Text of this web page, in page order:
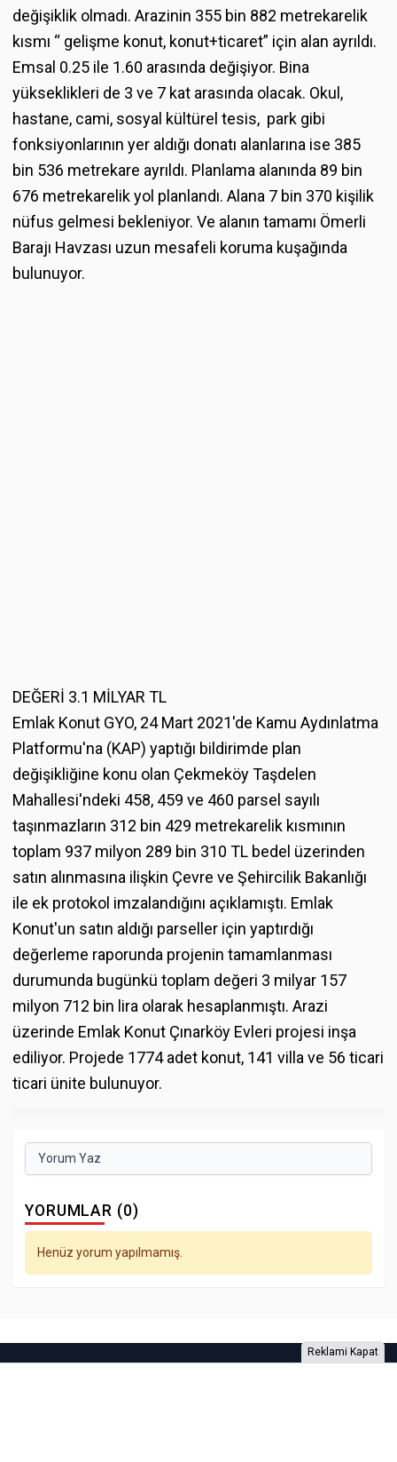
değişiklik olmadı. Arazinin 355 bin 882 metrekarelik
kısmı “ gelişme konut, konut+ticaret” için alan ayrıldı.
Emsal 0.25 ile 1.60 arasında değişiyor. Bina
yükseklikleri de 3 ve 7 kat arasında olacak. Okul,
hastane, cami, sosyal kültürel tesis, park gibi
fonksiyonlarının yer aldığı donatı alanlarına ise 385
bin 536 metrekare ayrıldı. Planlama alanında 89 bin
676 metrekarelik yol planlandı. Alana 7 bin 370 kişilik
nüfus gelmesi bekleniyor. Ve alanın tamamı Ömerli
Barajı Havzası uzun mesafeli koruma kuşağında
bulunuyor.
DEĞERİ 3.1 MİLYAR TL
Emlak Konut GYO, 24 Mart 2021'de Kamu Aydınlatma
Platformu'na (KAP) yaptığı bildirimde plan
değişikliğine konu olan Çekmeköy Taşdelen
Mahallesi'ndeki 458, 459 ve 460 parsel sayılı
taşınmazların 312 bin 429 metrekarelik kısmının
toplam 937 milyon 289 bin 310 TL bedel üzerinden
satın alınmasına ilişkin Çevre ve Şehircilik Bakanlığı
ile ek protokol imzalandığını açıklamıştı. Emlak
Konut'un satın aldığı parseller için yaptırdığı
değerleme raporunda projenin tamamlanması
durumunda bugünkü toplam değeri 3 milyar 157
milyon 712 bin lira olarak hesaplanmıştı. Arazi
üzerinde Emlak Konut Çınarköy Evleri projesi inşa
ediliyor. Projede 1774 adet konut, 141 villa ve 56 ticari
ticari ünite bulunuyor.
Yorum Yaz
YORUMLAR (0)
Henüz yorum yapılmamış.
Reklami Kapat